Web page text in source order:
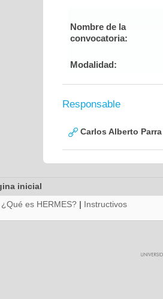
Nombre de la
convocatoria:
Modalidad:
Responsable
Carlos Alberto
inicial
¿Qué es HERMES? | Instructivos